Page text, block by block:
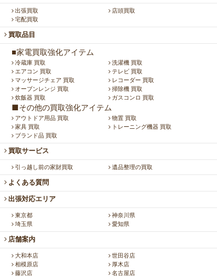
出張買取
店頭買取
宅配買取
買取品目
■家電買取強化アイテム
冷蔵庫 買取
洗濯機 買取
エアコン 買取
テレビ 買取
マッサージチェア 買取
レコーダー 買取
オーブンレンジ 買取
掃除機 買取
炊飯器 買取
ガスコンロ 買取
■その他の買取強化アイテム
アウトドア用品 買取
物置 買取
家具 買取
トレーニング機器 買取
ブランド品 買取
買取サービス
引っ越し前の家財買取 遺品整理の買取
よくある質問
出張対応エリア
東京都
神奈川県
埼玉県
愛知県
店舗案内
大和本店
世田谷店
相模原店
厚木店
藤沢店
名古屋店